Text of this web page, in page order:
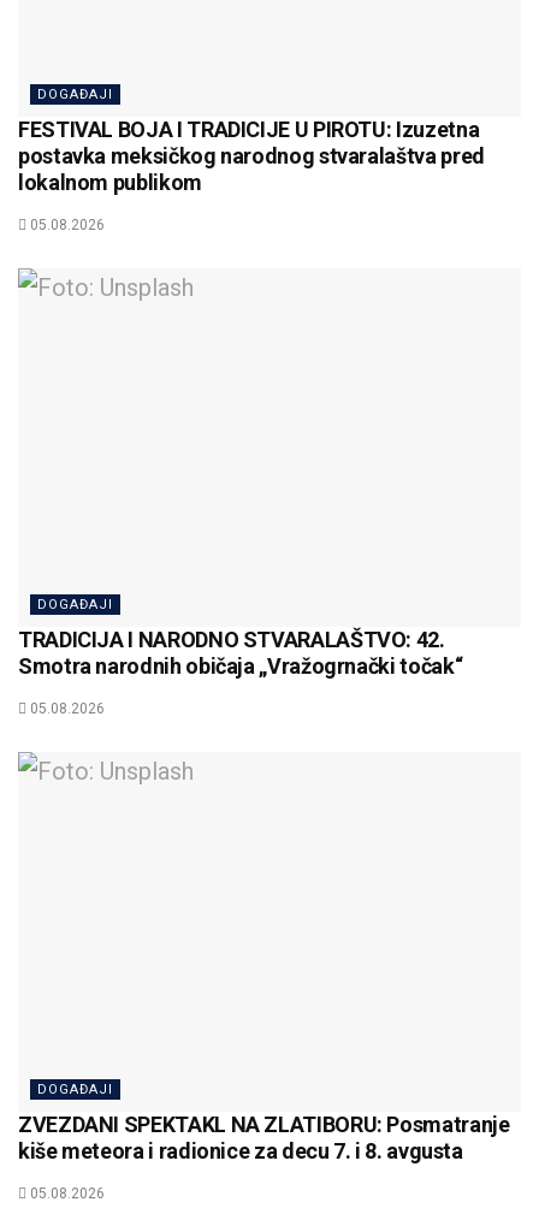
DOGAĐAJI
FESTIVAL BOJA I TRADICIJE U PIROTU: Izuzetna
postavka meksičkog narodnog stvaralaštva pred
lokalnom publikom
05.08.2026
DOGAĐAJI
TRADICIJA I NARODNO STVARALAŠTVO: 42.
Smotra narodnih običaja „Vražogrnački točak“
05.08.2026
DOGAĐAJI
ZVEZDANI SPEKTAKL NA ZLATIBORU: Posmatranje
kiše meteora i radionice za decu 7. i 8. avgusta
05.08.2026